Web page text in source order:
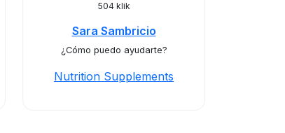
504 klik
Sara Sambricio
¿Cómo puedo ayudarte?
Nutrition Supplements